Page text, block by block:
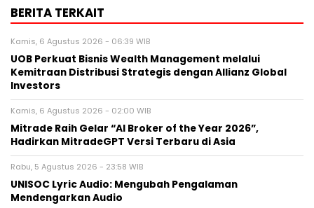
BERITA TERKAIT
Kamis, 6 Agustus 2026 - 06:39 WIB
UOB Perkuat Bisnis Wealth Management melalui
Kemitraan Distribusi Strategis dengan Allianz Global
Investors
Kamis, 6 Agustus 2026 - 02:00 WIB
Mitrade Raih Gelar “AI Broker of the Year 2026”,
Hadirkan MitradeGPT Versi Terbaru di Asia
Rabu, 5 Agustus 2026 - 23:58 WIB
UNISOC Lyric Audio: Mengubah Pengalaman
Mendengarkan Audio